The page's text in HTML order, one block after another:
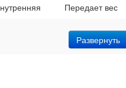
Передает вес
Развернуть